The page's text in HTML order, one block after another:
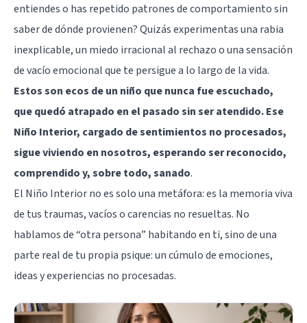
entiendes o has repetido patrones de comportamiento sin
saber de dónde provienen? Quizás experimentas una rabia
inexplicable, un miedo irracional al rechazo o una sensación
de vacío emocional que te persigue a lo largo de la vida.
Estos son ecos de un niño que nunca fue escuchado,
que quedó atrapado en el pasado sin ser atendido. Ese
Niño Interior, cargado de sentimientos no procesados,
sigue viviendo en nosotros, esperando ser reconocido,
comprendido y, sobre todo, sanado.
El Niño Interior no es solo una metáfora: es la memoria viva
de tus traumas, vacíos o carencias no resueltas. No
hablamos de “otra persona” habitando en ti, sino de una
parte real de tu propia psique: un cúmulo de emociones,
ideas y experiencias no procesadas.